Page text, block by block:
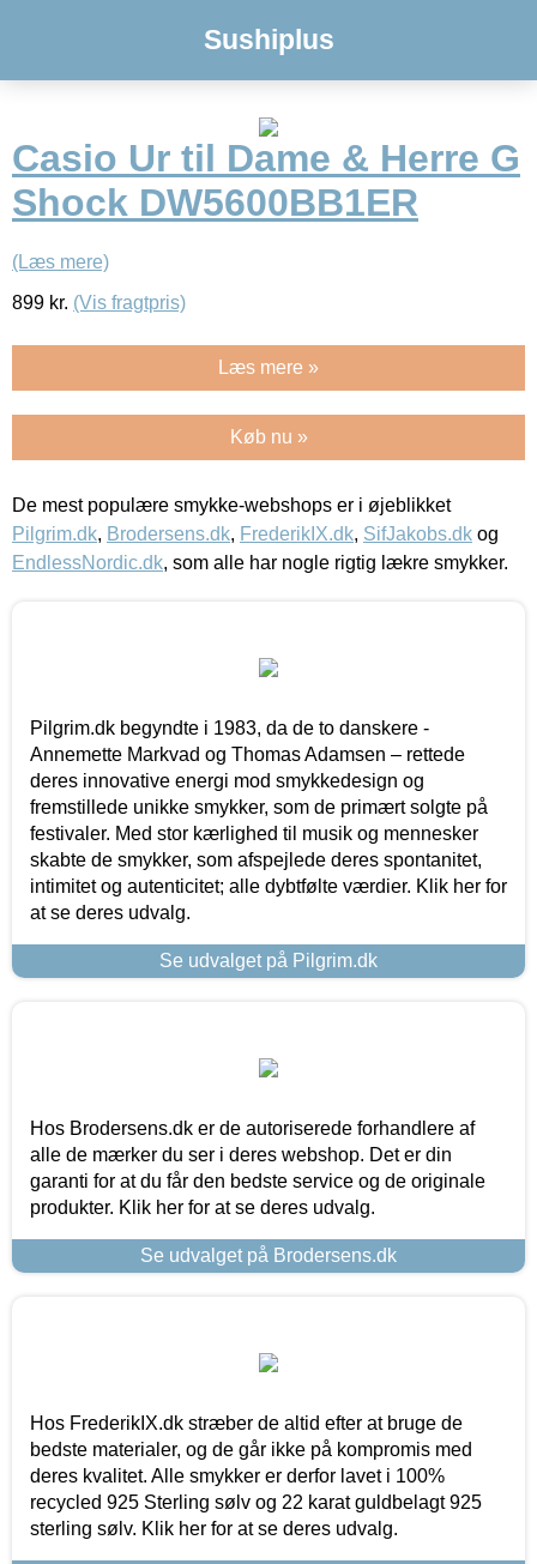
Sushiplus
Casio Ur til Dame & Herre G
Shock DW5600BB1ER
(Læs mere)
899 kr. (Vis fragtpris)
Læs mere »
Køb nu »
De mest populære smykke-webshops er i øjeblikket
Pilgrim.dk, Brodersens.dk, FrederikIX.dk, SifJakobs.dk og
EndlessNordic.dk, som alle har nogle rigtig lækre smykker.
Pilgrim.dk begyndte i 1983, da de to danskere -
Annemette Markvad og Thomas Adamsen – rettede
deres innovative energi mod smykkedesign og
fremstillede unikke smykker, som de primært solgte på
festivaler. Med stor kærlighed til musik og mennesker
skabte de smykker, som afspejlede deres spontanitet,
intimitet og autenticitet; alle dybtfølte værdier. Klik her for
at se deres udvalg.
Se udvalget på Pilgrim.dk
Hos Brodersens.dk er de autoriserede forhandlere af
alle de mærker du ser i deres webshop. Det er din
garanti for at du får den bedste service og de originale
produkter. Klik her for at se deres udvalg.
Se udvalget på Brodersens.dk
Hos FrederikIX.dk stræber de altid efter at bruge de
bedste materialer, og de går ikke på kompromis med
deres kvalitet. Alle smykker er derfor lavet i 100%
recycled 925 Sterling sølv og 22 karat guldbelagt 925
sterling sølv. Klik her for at se deres udvalg.